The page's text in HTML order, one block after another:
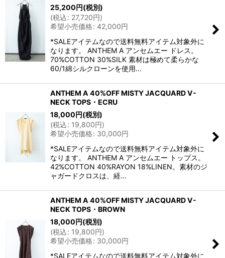
25,200円(税別)
(税込: 27,720円)
希望小売価格: 42,000円
*SALEアイテムなので送料無料アイテム対象外に
なります。 ANTHEM A アンセムエー ドレス。
70%COTTON 30%SILK 素材は極めて柔らかな
60/1綿シルクローンを使用…
ANTHEM A 40%OFF MISTY JACQUARD V-
NECK TOPS・ECRU
18,000円(税別)
(税込: 19,800円)
希望小売価格: 30,000円
*SALEアイテムなので送料無料アイテム対象外に
なります。 ANTHEM A アンセムエー トップス。
42%COTTON 40%RAYON 18%LINEN。素材のジ
ャガードクロスは、経…
ANTHEM A 40%OFF MISTY JACQUARD V-
NECK TOPS・BROWN
18,000円(税別)
(税込: 19,800円)
希望小売価格: 30,000円
*SALEアイテムなので送料無料アイテム対象外に